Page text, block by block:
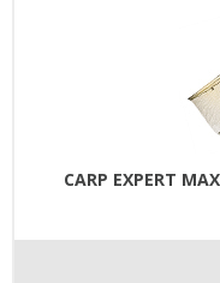
CARP EXPERT